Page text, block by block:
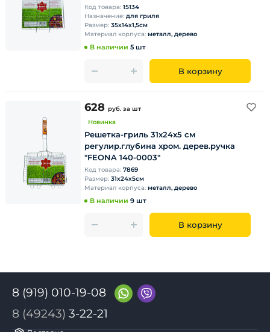
Код товара: 15134
Назначение: для гриля
Размер: 35х14х1,5см
Материал корпуса: металл, дерево
В наличии 5 шт
В корзину
628 руб. за шт
Новинка
Решетка-гриль 31х24х5 см
регулир.глубина хром. дерев.ручка
"FEONA 140-0003"
Код товара: 7869
Размер: 31х24х5см
Материал корпуса: металл, дерево
В наличии 9 шт
В корзину
8 (919) 010-19-08
8 (49243) 3-22-21